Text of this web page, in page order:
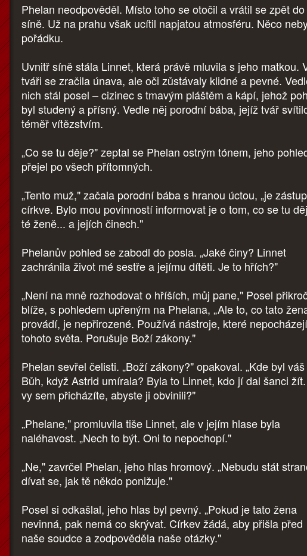
Phelan neodpověděl. Místo toho se otočil a vrátil se zpět do
síně. Už na prahu však ucítil napjatou atmosféru. Něco
pořádku.
Uvnitř síně stála Linnet, která právě mluvila s jeho matkou.
tváři se zračila únava, ale oči zůstávaly klidné a pevné.
nich stál posel – cizinec s tmavým pláštěm a kápí, jehož
byl studený a přísný. Vedle něj porodní bába, jejíž tvář
téměř vítězstvím.
„Co se tu děje?" zeptal se Phelan ostrým tónem, jeho
přejel po všech přítomných.
„Tento muž," začala porodní bába s hranou úctou, „je
církve. Bylo mou povinností informovat je o tom, co se tu
té ženě... a jejích činech."
Phelanův pohled se zabodl do posla. „Jaké činy? Linnet
zachránila život mé sestře a jejímu dítěti. Je to hřích?"
„Není na mně rozhodovat o hříších, můj pane," Posel
blíže, s pohledem upřeným na Phelana, „Ale to, co tato
provádí, je nepřirozené. Používá nástroje, které
tohoto světa. Porušuje Boží zákony."
Phelan sevřel čelisti. „Boží zákony?" opakoval. „Kde byl váš
Bůh, když Astrid umírala? Byla to Linnet, kdo jí dal šanci
vy sem přicházíte, abyste ji obvinili?"
„Phelane," promluvila tiše Linnet, ale v jejím hlase byla
naléhavost. „Nech to být. Oni to nepochopí."
„Ne," zavrčel Phelan, jeho hlas hromový. „Nebudu stát
dívat se, jak tě někdo ponižuje."
Posel si odkašlal, jeho hlas byl pevný. „Pokud je tato žena
nevinná, pak nemá co skrývat. Církev žádá, aby přišla před
naše soudce a zodpověděla naše otázky."